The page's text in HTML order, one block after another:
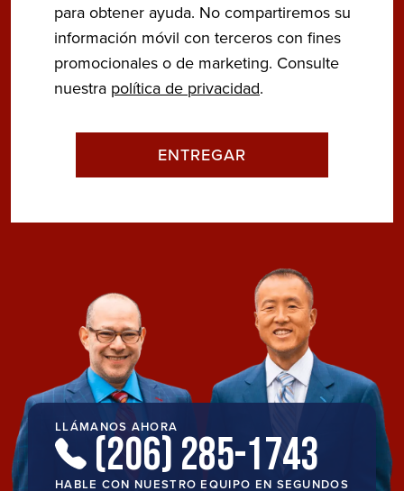
para obtener ayuda. No compartiremos su
información móvil con terceros con fines
promocionales o de marketing. Consulte
nuestra política de privacidad.
LLÁMANOS AHORA
(206) 285-1743
HABLE CON NUESTRO EQUIPO EN SEGUNDOS